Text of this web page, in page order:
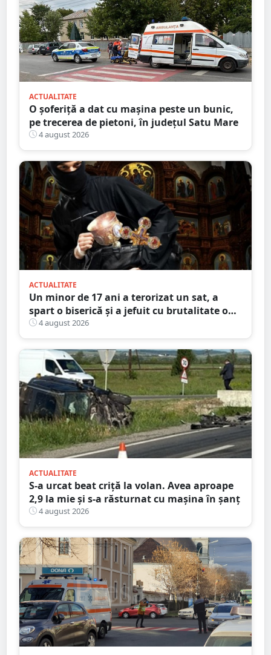
ACTUALITATE
O șoferiță a dat cu mașina peste un bunic,
pe trecerea de pietoni, în județul Satu Mare
4 august 2026
ACTUALITATE
Un minor de 17 ani a terorizat un sat, a
spart o biserică și a jefuit cu brutalitate o
bătrână de 80 de ani
4 august 2026
ACTUALITATE
S-a urcat beat criță la volan. Avea aproape
2,9 la mie și s-a răsturnat cu mașina în șanț
4 august 2026